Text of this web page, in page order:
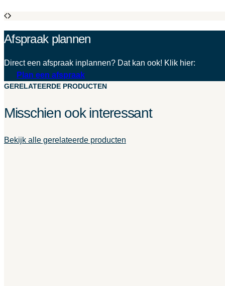
Afspraak plannen
Direct een afspraak inplannen? Dat kan ook! Klik hier:
Plan een afspraak
GERELATEERDE PRODUCTEN
Misschien ook interessant
Bekijk alle gerelateerde producten